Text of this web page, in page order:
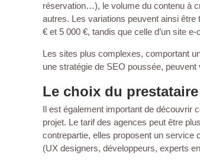
réservation…), le volume du contenu à
autres. Les variations peuvent ainsi être
€ et 5 000 €, tandis que celle d’un site
Les sites plus complexes, comportant
une stratégie de SEO poussée,
Le choix du
Il est également important de découvrir
projet. Le tarif des agences peut être
contrepartie, elles proposent un service
(UX designers, développeurs, experts